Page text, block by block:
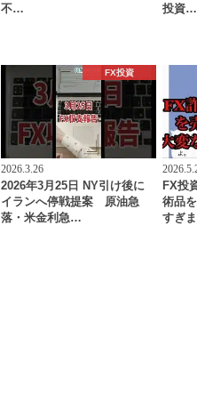
不…
投資…
FX投資
2026.3.26
2026年3月25日 NY引け後に
イランへ停戦提案 原油急
落・米金利急…
FX投
術品
すぎ